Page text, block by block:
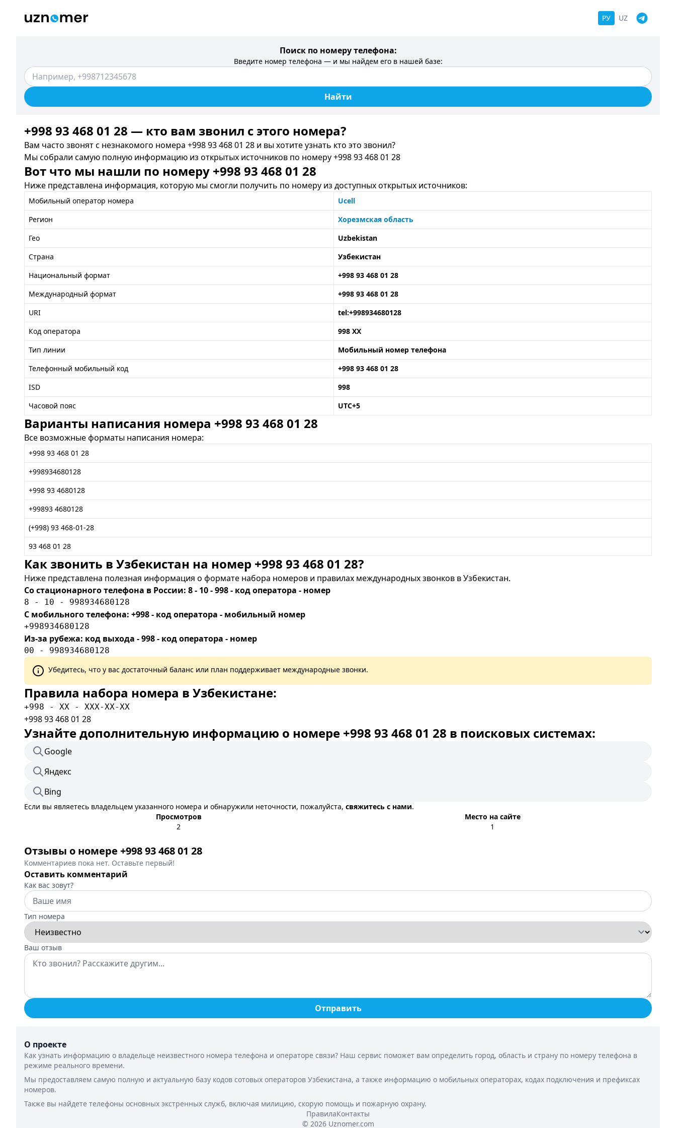
РУ UZ
Поиск по номеру телефона:
Введите номер телефона — и мы найдем его в нашей базе:
Найти
+998 93 468 01 28 — кто вам звонил c этого номера?
Вам часто звонят с незнакомого номера +998 93 468 01 28 и вы хотите узнать кто это звонил?
Мы собрали самую полную информацию из открытых источников по номеру +998 93 468 01 28
Вот что мы нашли по номеру +998 93 468 01 28
Ниже представлена информация, которую мы смогли получить по номеру из доступных открытых источников:
Мобильный оператор номера
Ucell
Регион
Хорезмская область
Гео
Uzbekistan
Страна
Узбекистан
Национальный формат
+998 93 468 01 28
Международный формат
+998 93 468 01 28
URI
tel:+998934680128
Код оператора
998 XX
Тип линии
Мобильный номер телефона
Телефонный мобильный код
+998 93 468 01 28
ISD
998
Часовой пояс
UTC+5
Варианты написания номера +998 93 468 01 28
Все возможные форматы написания номера:
+998 93 468 01 28
+998934680128
+998 93 4680128
+99893 4680128
(+998) 93 468-01-28
93 468 01 28
Как звонить в Узбекистан на номер +998 93 468 01 28?
Ниже представлена полезная информация о формате набора номеров и правилах международных звонков в Узбекистан.
Со стационарного телефона в России: 8 - 10 - 998 - код оператора - номер
8 - 10 - 998934680128
С мобильного телефона: +998 - код оператора - мобильный номер
+998934680128
Из-за рубежа: код выхода - 998 - код оператора - номер
00 - 998934680128
Убедитесь, что у вас достаточный баланс или план поддерживает международные звонки.
Правила набора номера в Узбекистане:
+998 - XX - XXX-XX-XX
+998 93 468 01 28
Узнайте дополнительную информацию о номере +998 93 468 01 28 в поисковых системах:
Google
Яндекс
Bing
Если вы являетесь владельцем указанного номера и обнаружили неточности, пожалуйста, свяжитесь с нами.
Просмотров
2
Место на сайте
1
Отзывы о номере +998 93 468 01 28
Комментариев пока нет. Оставьте первый!
Оставить комментарий
Как вас зовут?
Тип номера
Ваш отзыв
Отправить
О проекте
Как узнать информацию о владельце неизвестного номера телефона и операторе связи? Наш сервис поможет вам определить город, область и страну по номеру телефона в
режиме реального времени.
Мы предоставляем самую полную и актуальную базу кодов сотовых операторов Узбекистана, а также информацию о мобильных операторах, кодах подключения и префиксах
номеров.
Также вы найдете телефоны основных экстренных служб, включая милицию, скорую помощь и пожарную охрану.
ПравилаКонтакты
© 2026 Uznomer.com